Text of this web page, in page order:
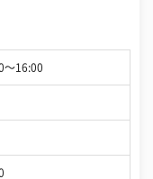
〜16:00